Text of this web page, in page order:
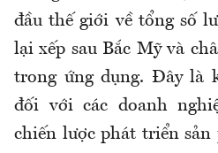
đầu thế giới về tổng số
lại xếp sau Bắc Mỹ và
trong ứng dụng. Đây là
đối với các doanh
chiến lược phát triển sản